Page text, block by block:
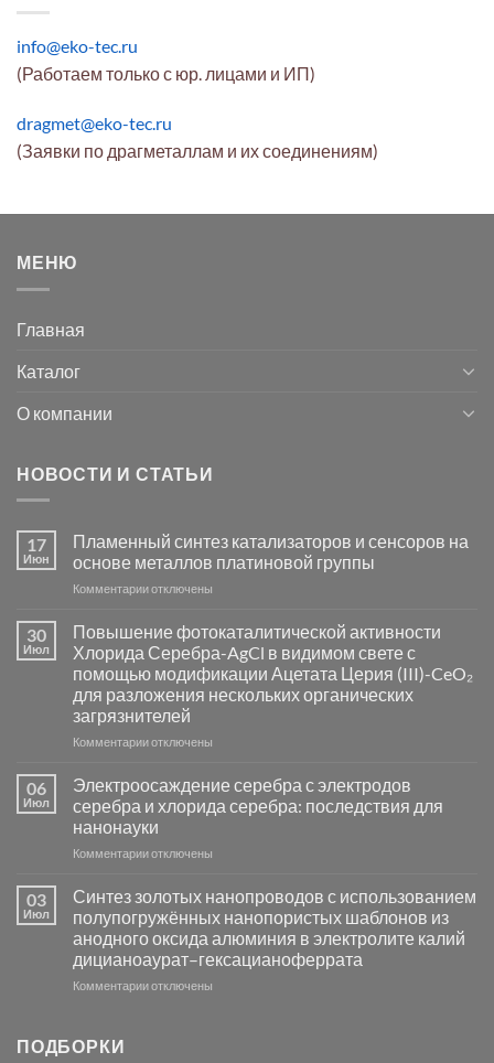
info@eko-tec.ru
(Работаем только с юр. лицами и ИП)
dragmet@eko-tec.ru
(Заявки по драгметаллам и их соединениям)
МЕНЮ
Главная
Каталог
О компании
НОВОСТИ И СТАТЬИ
17
Июн
Пламенный синтез катализаторов и сенсоров на
основе металлов платиновой группы
Комментариик
Пламенный
синтез
катализаторов
и
сенсоров
на
основе
группы
отключены
30
Июл
Повышение фотокаталитической активности
Хлорида Серебра-AgCl в видимом свете с
помощью модификации Ацетата Церия (III)-CeO₂
для разложения нескольких органических
загрязнителей
Комментариик
фотокаталитической
активности
Хлорида
Серебра-
в
видимом
свете
с
помощью
модификации
отключены
06
Июл
Электроосаждение серебра с электродов
серебра и хлорида серебра: последствия для
нанонауки
Комментариик
серебра
с
электродов
серебра
и
отключены
03
Июл
Синтез золотых нанопроводов с использованием
полупогружённых нанопористых шаблонов из
анодного оксида алюминия в электролите калий
дицианоаурат–гексацианоферрата
Комментариикотключены
ПОДБОРКИ